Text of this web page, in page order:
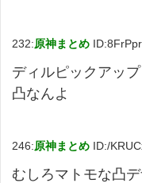
232:原神まとめ
ディルピックアッ
凸なんよ
246:原神まとめ ID:/
むしろマトモな凸